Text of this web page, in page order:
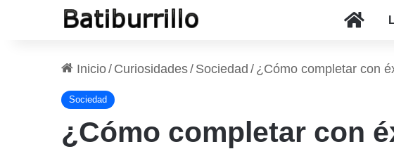
Inicio
Inicio/ Curiosidades/ Sociedad / ¿Cómo completar con
Sociedad
¿Cómo completar con